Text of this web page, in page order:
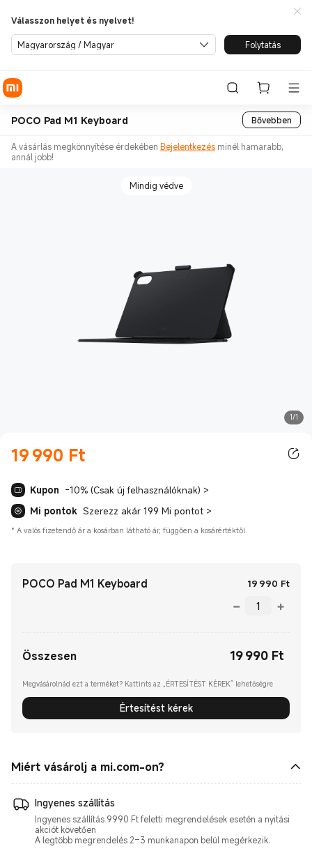
Válasszon helyet és nyelvet!
Magyarország / Magyar Folytatás
POCO Pad M1 Keyboard Bővebben
A vásárlás megkönnyítése érdekében Bejelentkezés minél hamarabb,
annál jobb!
1/1
Mindig védve
19 990 Ft
Current Price Ft19990.00
Kupon -10% (Csak új felhasználóknak) >
Mi pontok Szerezz akár 199 Mi pontot >
* A valós fizetendő ár a kosárban látható ár, függően a kosárértéktől.
POCO Pad M1 Keyboard 19 990 Ft
Összesen 19 990 Ft
Megvásárolnád ezt a terméket? Kattints az „ÉRTESÍTÉST KÉREK” lehetőségre
Értesítést kérek
Miért vásárolj a mi.com-on?
Ingyenes szállítás
Ingyenes szállítás 9990 Ft feletti megrendelések esetén a nyitási
akciót követően
A legtöbb megrendelés 2–3 munkanapon belül megérkezik.